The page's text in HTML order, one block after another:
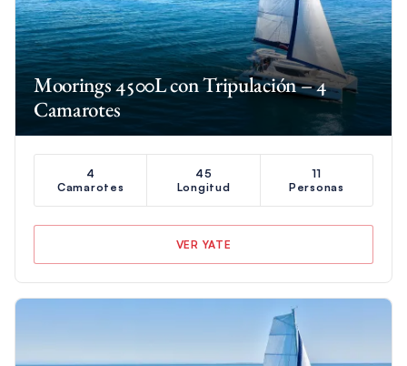
Moorings 4500L con Tripulación – 4
Camarotes
4
Camarotes
45
Longitud
11
Personas
VER YATE